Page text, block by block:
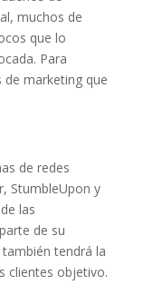
muchos de
que lo
Para
de marketing que
de redes
StumbleUpon y
las
de su
tendrá la
clientes objetivo.